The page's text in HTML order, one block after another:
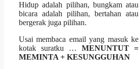
Hidup adalah pilihan, bungkam atau
bicara adalah pilihan, bertahan atau
bergerak juga pilihan.
Usai membaca email yang masuk ke
kotak suratku …MENUNTUT =
MEMINTA + KESUNGGUHAN